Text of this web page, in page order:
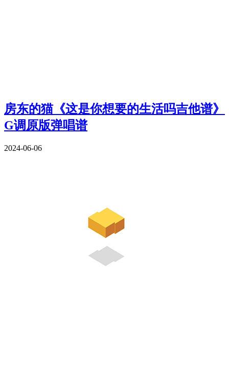
房东的猫《这是你想要的生活吗吉他谱》
G调原版弹唱谱
2024-06-06